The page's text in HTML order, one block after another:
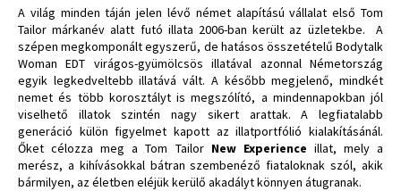
A világ minden táján jelen lévő német alapítású vállalat első Tom
Tailor márkanév alatt futó illata 2006-ban került az üzletekbe. A
szépen megkomponált egyszerű, de hatásos összetételű Bodytalk
Woman EDT virágos-gyümölcsös illatával azonnal Németország
egyik legkedveltebb illatává vált. A később megjelenő, mindkét
nemet és több korosztályt is megszólító, a mindennapokban jól
viselhető illatok szintén nagy sikert arattak. A legfiatalabb
generáció külön figyelmet kapott az illatportfólió kialakításánál.
Őket célozza meg a Tom Tailor New Experience illat, mely a
merész, a kihívásokkal bátran szembenéző fiataloknak szól, akik
bármilyen, az életben eléjük kerülő akadályt könnyen átugranak.